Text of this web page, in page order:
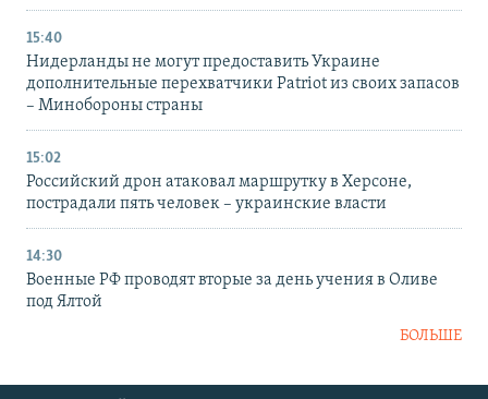
15:40
Нидерланды не могут предоставить Украине
дополнительные перехватчики Patriot из своих запасов
– Минобороны страны
15:02
Российский дрон атаковал маршрутку в Херсоне,
пострадали пять человек – украинские власти
14:30
Военные РФ проводят вторые за день учения в Оливе
под Ялтой
БОЛЬШЕ